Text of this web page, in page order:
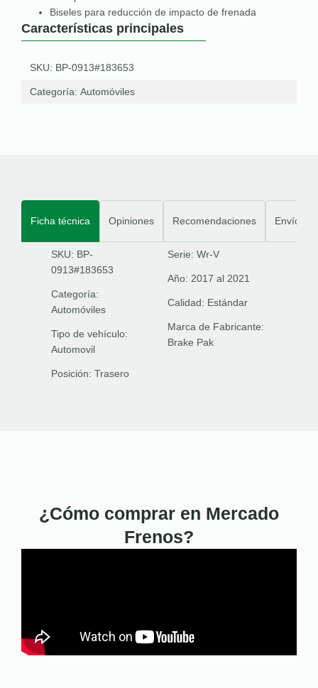
Biseles para reducción de impacto de frenada
Características principales
SKU: BP-0913#183653
Categoría: Automóviles
Ficha técnica Opiniones Recomendaciones Envíos
SKU: BP-
0913#183653
Categoría:
Automóviles
Tipo de vehículo:
Automovil
Posición: Trasero
Serie: Wr-V
Año: 2017 al 2021
Calidad: Estándar
Marca de Fabricante:
Brake Pak
¿Cómo comprar en Mercado
Frenos?